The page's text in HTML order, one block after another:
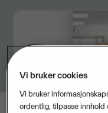
Vi bruker cookies
Vi bruker
ordentlig, tilpasse innhold